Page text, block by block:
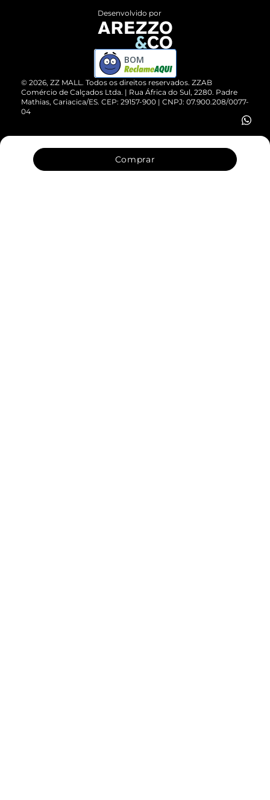
Comprar
ZZ MALL é confiável
Cartão Presente
Vendas Corporativas
Devolução do Produto
Compre pelo WhatsApp
© 2026, ZZ MALL. Todos os direitos reservados. ZZAB
Comércio de Calçados Ltda. | Rua África do Sul, 2280. Padre
Mathias, Cariacica/ES. CEP: 29157-900 | CNPJ: 07.900.208/0077-
04
Desenvolvido por
BOM